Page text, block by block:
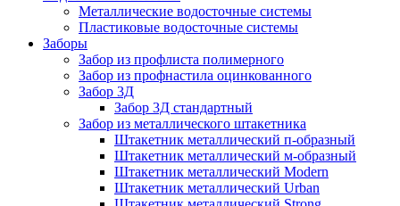
Металлические водосточные системы
Пластиковые водосточные системы
Заборы
Забор из профлиста полимерного
Забор из профнастила оцинкованного
Забор 3Д
Забор 3Д стандартный
Забор из металлического штакетника
Штакетник металлический п-образный
Штакетник металлический м-образный
Штакетник металлический Мodern
Штакетник металлический Urban